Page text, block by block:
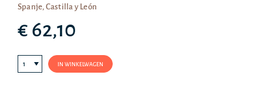
Spanje, Castilla y León
€ 62,10
IN WINKELWAGEN